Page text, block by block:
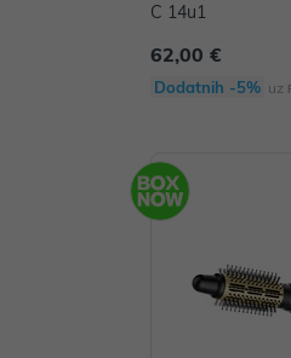
C 14u1
62,00 €
Dodatnih -5% uz